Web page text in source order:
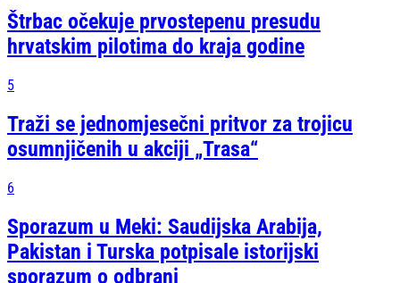
Štrbac očekuje prvostepenu presudu
hrvatskim pilotima do kraja godine
5
Traži se jednomjesečni pritvor za trojicu
osumnjičenih u akciji „Trasa“
6
Sporazum u Meki: Saudijska Arabija,
Pakistan i Turska potpisale istorijski
sporazum o odbrani